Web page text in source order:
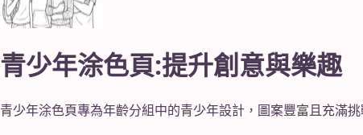
青少年涂色頁:提升創意與樂趣
青少年涂色頁專為年齡分組中的青少年設計，圖案豐富且充滿